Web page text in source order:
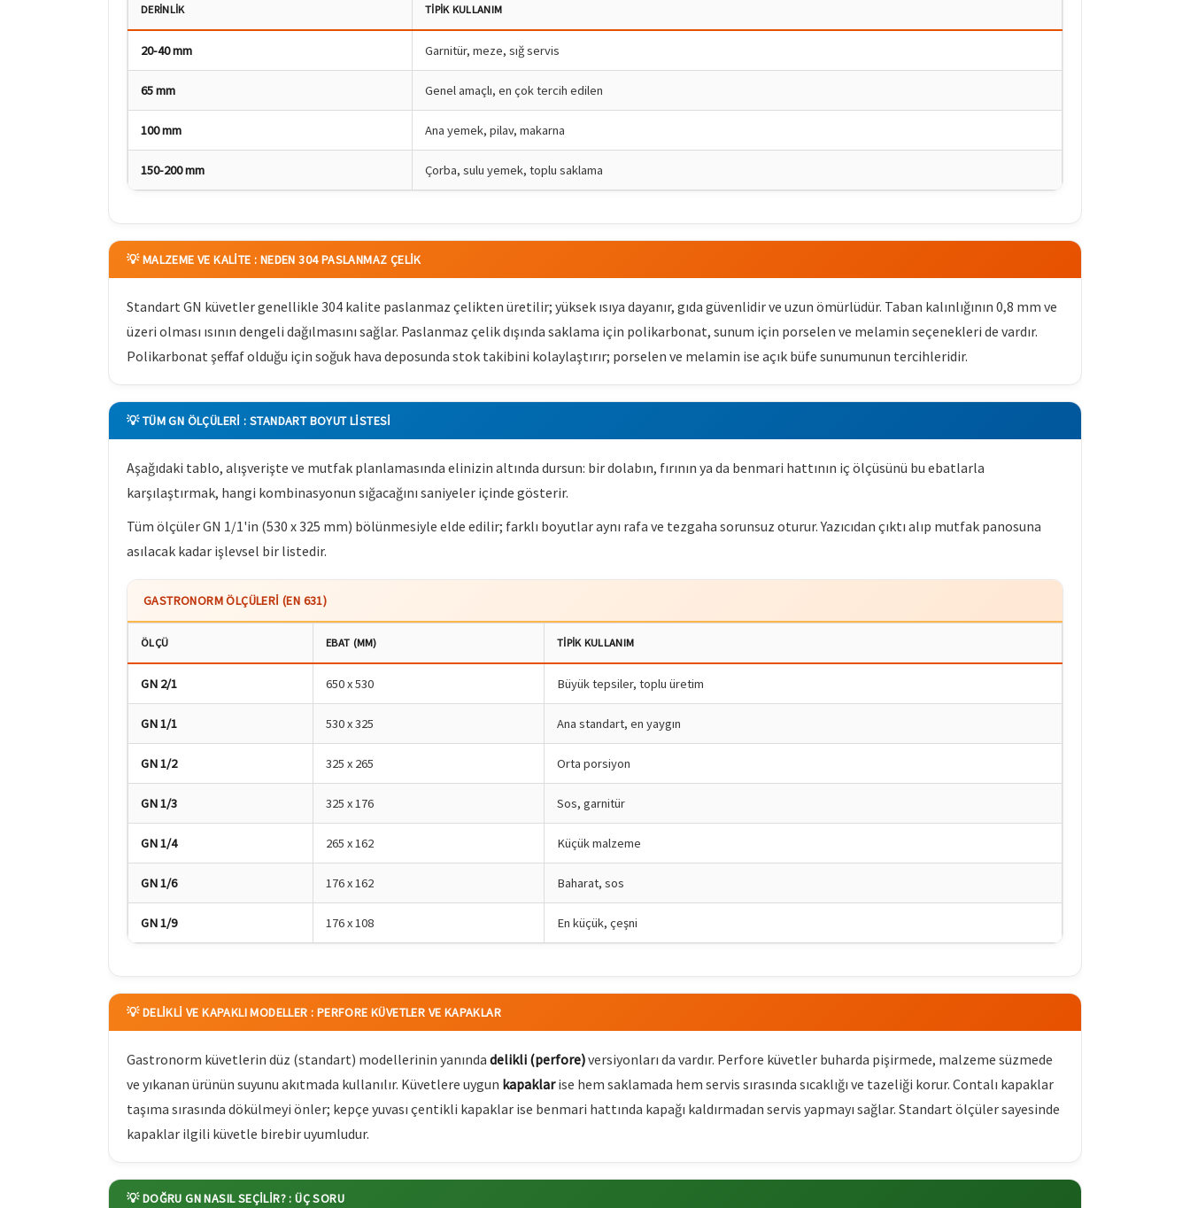
DERINLIK TIPIK KULLANIM
20-40 mm Garnitür, meze, sığ servis
65 mm Genel amaçlı, en çok tercih edilen
100 mm Ana yemek, pilav, makarna
150-200 mm Çorba, sulu yemek, toplu saklama
💡 MALZEME VE KALITE : NEDEN 304 PASLANMAZ ÇELIK
Standart GN küvetler genellikle 304 kalite paslanmaz çelikten üretilir; yüksek ısıya dayanır, gıda güvenlidir ve uzun ömürlüdür. Taban kalınlığının 0,8 mm ve
üzeri olması ısının dengeli dağılmasını sağlar. Paslanmaz çelik dışında saklama için polikarbonat, sunum için porselen ve melamin seçenekleri de vardır.
Polikarbonat şeffaf olduğu için soğuk hava deposunda stok takibini kolaylaştırır; porselen ve melamin ise açık büfe sunumunun tercihleridir.
💡 TÜM GN ÖLÇÜLERI : STANDART BOYUT LISTESI
Aşağıdaki tablo, alışverişte ve mutfak planlamasında elinizin altında dursun: bir dolabın, fırının ya da benmari hattının iç ölçüsünü bu ebatlarla
karşılaştırmak, hangi kombinasyonun sığacağını saniyeler içinde gösterir.
Tüm ölçüler GN 1/1'in (530 x 325 mm) bölünmesiyle elde edilir; farklı boyutlar aynı rafa ve tezgaha sorunsuz oturur. Yazıcıdan çıktı alıp mutfak panosuna
asılacak kadar işlevsel bir listedir.
GASTRONORM ÖLÇÜLERI (EN 631)
ÖLÇÜ EBAT (MM) TIPIK KULLANIM
GN 2/1 650 x 530 Büyük tepsiler, toplu üretim
GN 1/1 530 x 325 Ana standart, en yaygın
GN 1/2 325 x 265 Orta porsiyon
GN 1/3 325 x 176 Sos, garnitür
GN 1/4 265 x 162 Küçük malzeme
GN 1/6 176 x 162 Baharat, sos
GN 1/9 176 x 108 En küçük, çeşni
💡 DELIKLI VE KAPAKLI MODELLER : PERFORE KÜVETLER VE KAPAKLAR
Gastronorm küvetlerin düz (standart) modellerinin yanında delikli (perfore)versiyonları da vardır. Perfore küvetler buharda pişirmede, malzeme süzmede
ve yıkanan ürünün suyunu akıtmada kullanılır. Küvetlere uygun kapaklarise hem saklamada hem servis sırasında sıcaklığı ve tazeliği korur. Contalı kapaklar
taşıma sırasında dökülmeyi önler; kepçe yuvası çentikli kapaklar ise benmari hattında kapağı kaldırmadan servis yapmayı sağlar. Standart ölçüler sayesinde
kapaklar ilgili küvetle birebir uyumludur.
💡 DOĞRU GN NASIL SEÇILIR? : ÜÇ SORU